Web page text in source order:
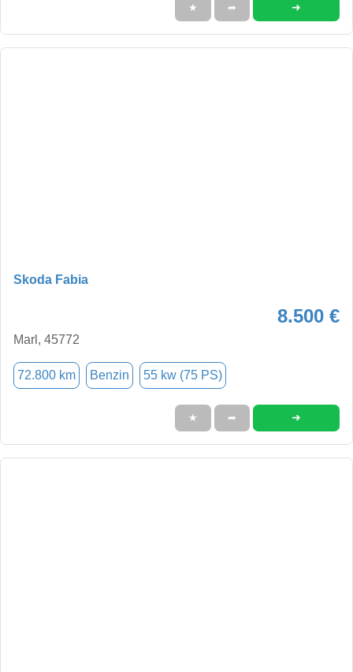
★ ➦ ➜
Skoda Fabia
8.500 €
Marl, 45772
72.800 km Benzin 55 kw (75 PS)
★ ➦ ➜